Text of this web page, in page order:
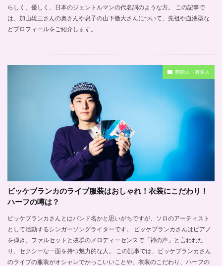
らしく、優しく、日本のジェントルマンの代名詞のような方。 この記事で
は、加山雄三さんの奥さんや息子の山下徹大さんについて、先祖や血液型な
どプロフィールをご紹介します。
芸能人・有名人
ビッケブランカのライブ服装はおしゃれ！衣装にこだわり！
ハーフの噂は？
ビッケブランカさんとはバンド名かと思いがちですが、ソロのアーティスト
として活動するシンガーソングライターです。 ビッケブランカさんはピアノ
を弾き、ファルセットと抜群のメロディーセンスで「神の声」と言われた
り、セクシーな一面を持つ魅力的な人。 この記事では、ビッケブランカさん
のライブの服装がオシャレでかっこいいことや、衣装のこだわり、ハーフの